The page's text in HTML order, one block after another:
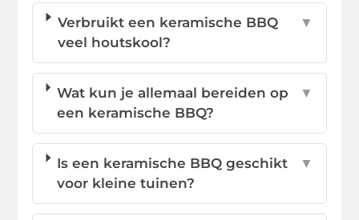
Verbruikt een keramische BBQ
veel houtskool?
▼
Wat kun je allemaal bereiden op
een keramische BBQ?
▼
Is een keramische BBQ geschikt
voor kleine tuinen?
▼